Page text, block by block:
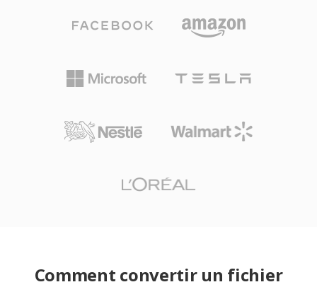
Comment convertir un fichier